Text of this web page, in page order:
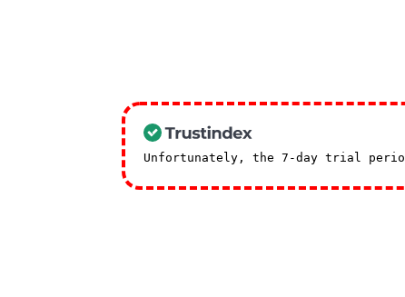
Unfortunately, the 7-day trial